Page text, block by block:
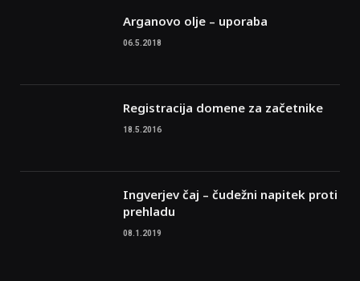
Arganovo olje – uporaba
06.5.2018
Registracija domene za začetnike
18.5.2016
Ingverjev čaj – čudežni napitek proti
prehladu
08.1.2019